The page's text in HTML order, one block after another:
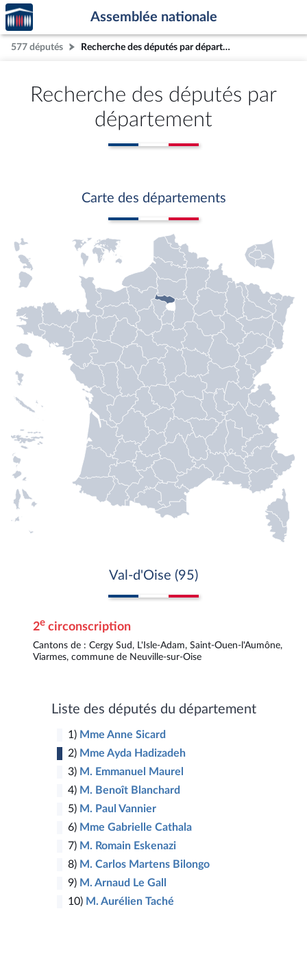
Aller au contenu
Aller en bas de la page
Accèder
à la
page
d'accueil
Assemblée nationale
577 députés Recherche des députés par département
Recherche des députés par
département
Carte des départements
Val-d'Oise (95)
2e circonscription
Cantons de : Cergy Sud, L'Isle-Adam, Saint-Ouen-l'Aumône,
Viarmes, commune de Neuville-sur-Oise
Liste des députés du département
1) Mme Anne Sicard
2) Mme Ayda Hadizadeh
3) M. Emmanuel Maurel
4) M. Benoît Blanchard
5) M. Paul Vannier
6) Mme Gabrielle Cathala
7) M. Romain Eskenazi
8) M. Carlos Martens Bilongo
9) M. Arnaud Le Gall
10) M. Aurélien Taché